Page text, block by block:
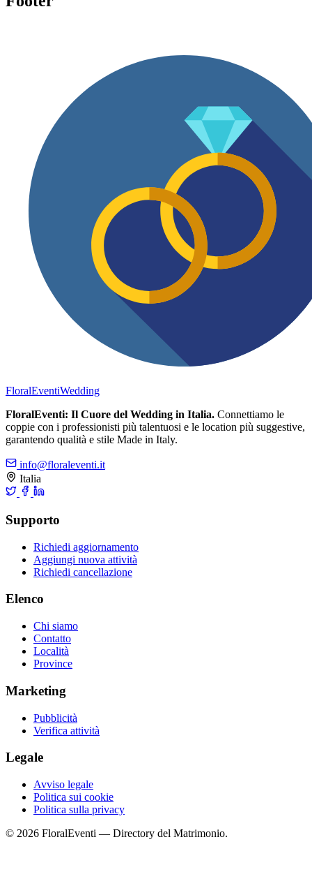
FloralEventiWedding
FloralEventi: Il Cuore del Wedding in Italia. Connettiamo le
coppie con i professionisti più talentuosi e le location più suggestive,
garantendo qualità e stile Made in Italy.
info@floraleventi.it
Italia
Supporto
Richiedi aggiornamento
Aggiungi nuova attività
Richiedi cancellazione
Elenco
Chi siamo
Contatto
Località
Province
Marketing
Pubblicità
Verifica attività
Legale
Avviso legale
Politica sui cookie
Politica sulla privacy
© 2026 FloralEventi — Directory del Matrimonio.